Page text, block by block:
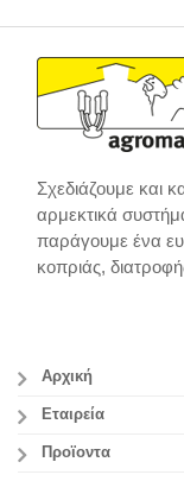
Σχεδιάζουμε και
αρμεκτικά
παράγουμε ένα
κοπριάς,
Αρχική
Εταιρεία
Προϊοντα